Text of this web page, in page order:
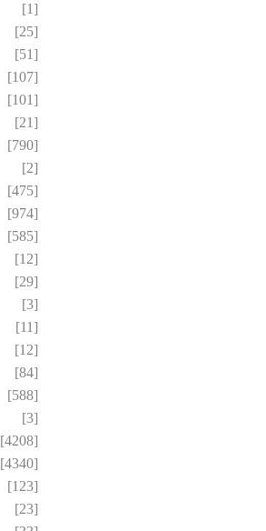
[1]
[25]
[51]
[107]
[101]
[21]
[790]
[2]
[475]
[974]
[585]
[12]
[29]
[3]
[11]
[12]
[84]
[588]
[3]
[4208]
[4340]
[123]
[23]